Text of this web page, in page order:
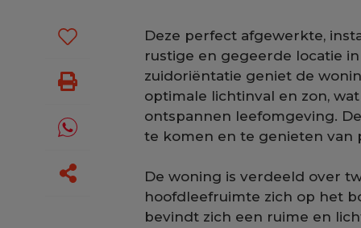
Deze perfect afgewerkte,
rustige en gegeerde locatie
zuidoriëntatie geniet de
optimale lichtinval en zon,
ontspannen leefomgeving.
te komen en te genieten van
De woning is verdeeld over
hoofdleefruimte zich op het
bevindt zich een ruime en